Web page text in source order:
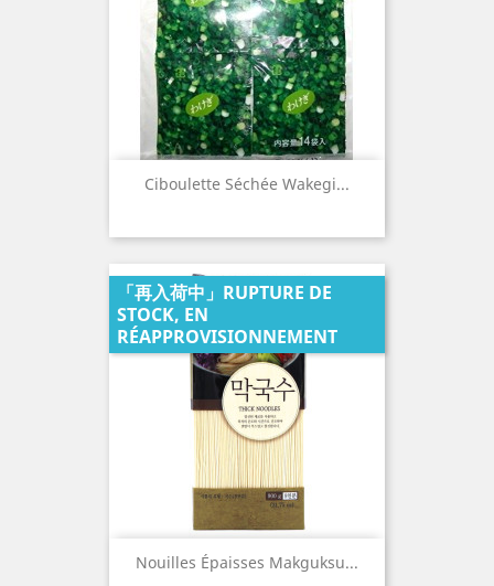
Ciboulette Séchée Wakegi...
Nouilles Épaisses Makguksu...
「再入荷中」RUPTURE DE
STOCK, EN
RÉAPPROVISIONNEMENT